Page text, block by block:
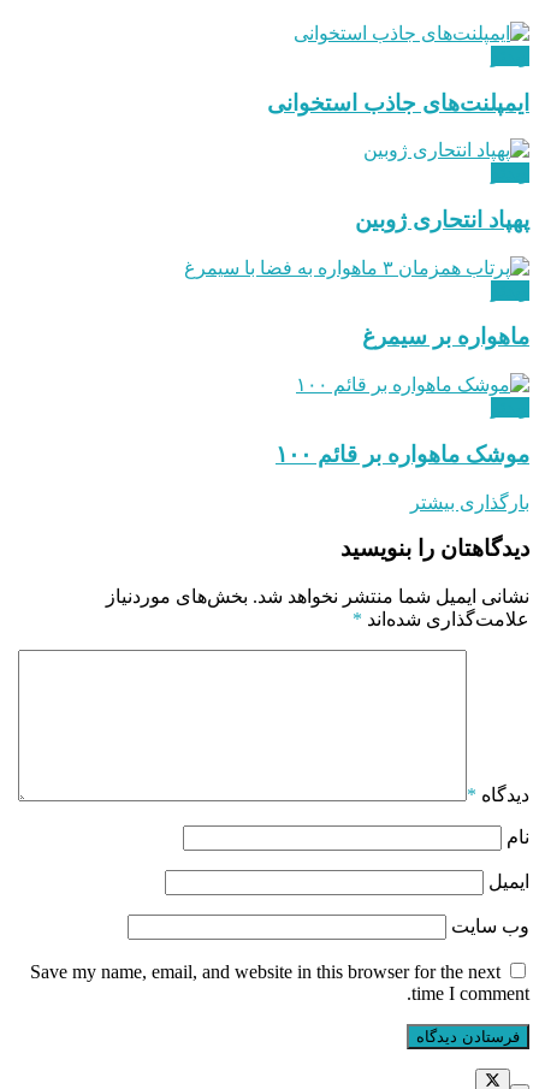
ایمپلنت‌های جاذب استخوانی
پهپاد انتحاری ژوبین
ماهواره بر سیمرغ
موشک ماهواره بر قائم ۱۰۰
بارگذاری بیشتر
دیدگاهتان را بنویسید
نشانی ایمیل شما منتشر نخواهد شد. بخش‌های موردنیاز
علامت‌گذاری شده‌اند *
دیدگاه *
نام
ایمیل
وب‌ سایت
Save my name, email, and website in this browser for the next
time I comment.